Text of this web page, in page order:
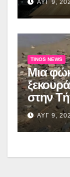
ΑΥΓ 9,
TINOS NEWS
Μια
στην
ΑΥΓ 9,